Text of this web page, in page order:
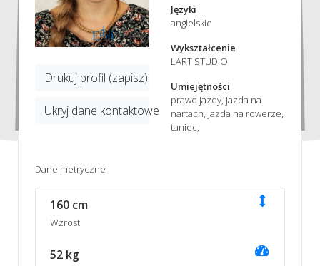
Drukuj profil (zapisz)
Ukryj dane kontaktowe
Języki
angielskie
Wykształcenie
LART STUDIO
Umiejętności
prawo jazdy, jazda na
nartach, jazda na rowerze,
taniec,
Dane metryczne
160 cm
Wzrost
52 kg